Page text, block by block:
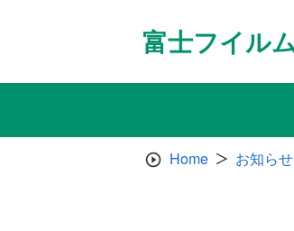
富士フイル
Home お知らせ